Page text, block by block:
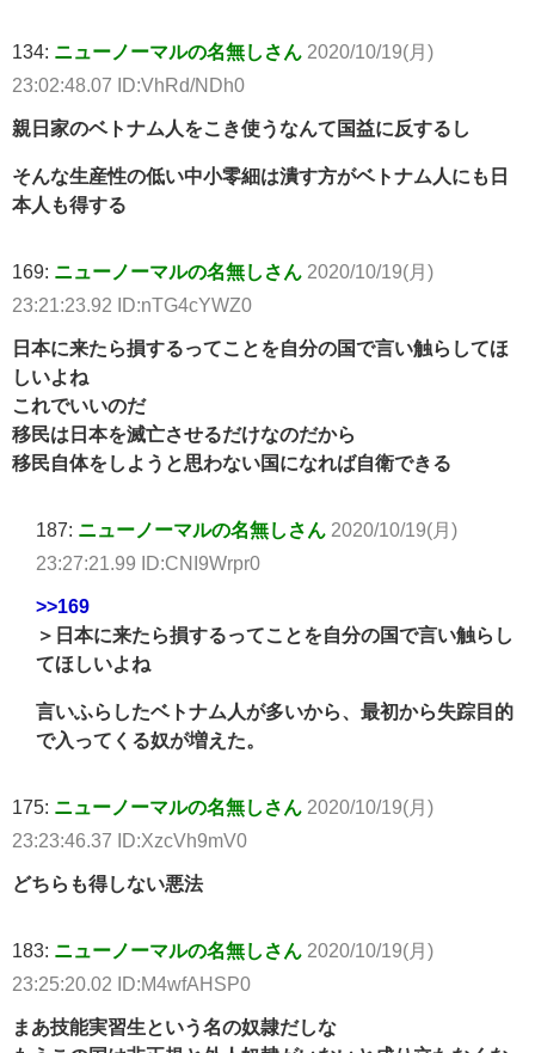
134: ニューノーマルの名無しさん 2020/10/19(月)
23:02:48.07 ID:VhRd/NDh0
親日家のベトナム人をこき使うなんて国益に反するし
そんな生産性の低い中小零細は潰す方がベトナム人にも日
本人も得する
169: ニューノーマルの名無しさん 2020/10/19(月)
23:21:23.92 ID:nTG4cYWZ0
日本に来たら損するってことを自分の国で言い触らしてほ
しいよね
これでいいのだ
移民は日本を滅亡させるだけなのだから
移民自体をしようと思わない国になれば自衛できる
187: ニューノーマルの名無しさん 2020/10/19(月)
23:27:21.99 ID:CNI9Wrpr0
>>169
＞日本に来たら損するってことを自分の国で言い触らし
てほしいよね
言いふらしたベトナム人が多いから、最初から失踪目的
で入ってくる奴が増えた。
175: ニューノーマルの名無しさん 2020/10/19(月)
23:23:46.37 ID:XzcVh9mV0
どちらも得しない悪法
183: ニューノーマルの名無しさん 2020/10/19(月)
23:25:20.02 ID:M4wfAHSP0
まあ技能実習生という名の奴隷だしな